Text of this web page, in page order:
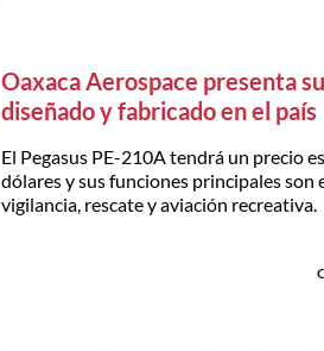
Oaxaca Aerospace presenta
diseñado y fabricado en el país
El Pegasus PE-210A tendrá un precio
dólares y sus funciones principales
vigilancia, rescate y aviación recreativa.